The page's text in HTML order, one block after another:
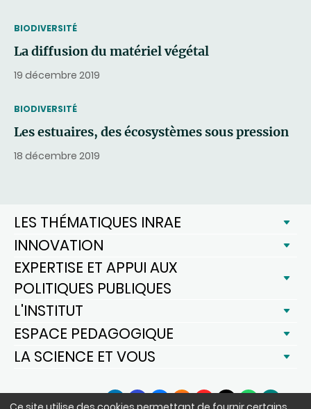
THEMATIC
BIODIVERSITÉ
La diffusion du matériel végétal
19 décembre 2019
THEMATIC
BIODIVERSITÉ
Les estuaires, des écosystèmes sous pression
18 décembre 2019
LES THÉMATIQUES INRAE
INNOVATION
EXPERTISE ET APPUI AUX
POLITIQUES PUBLIQUES
L'INSTITUT
ESPACE PEDAGOGIQUE
LA SCIENCE ET VOUS
SUIVEZ-NOUS